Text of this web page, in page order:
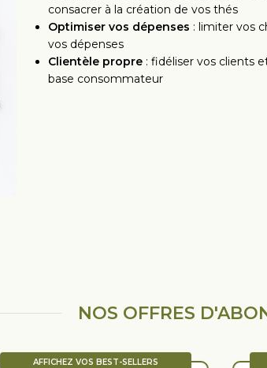
consacrer à la création de vos thés
Optimiser vos dépenses : limiter vos
vos dépenses
Clientèle propre : fidéliser vos clients
base consommateur
NOS OFFRES
AFFICHEZ VOS BEST-SELLERS